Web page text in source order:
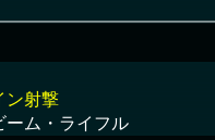
ン射撃
ーム・ライフル